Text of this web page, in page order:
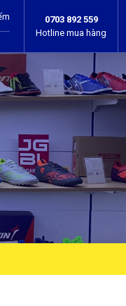
0703 892 559
Hotline mua hàng